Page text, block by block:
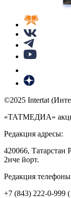
©2025 Intertat
«ТАТМЕДИА»
Редакция адресы:
420066, Татарстан
2нче йорт.
Редакция
+7 (843) 222-0-999